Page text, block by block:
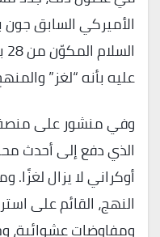
الأميركي السابق
عليه بأنه “لغز”
وفي منشور على
الذي دفع إلى أحدث
أوكراني لا يزال لغزًا.
النهج، القائم على
ومفاوضات عشوائية،